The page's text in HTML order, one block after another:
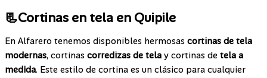
📃Cortinas en tela en Quipile
En Alfarero tenemos disponibles hermosas cortinas de tela
modernas, cortinas corredizas de tela y cortinas de tela a
medida. Este estilo de cortina es un clásico para cualquier